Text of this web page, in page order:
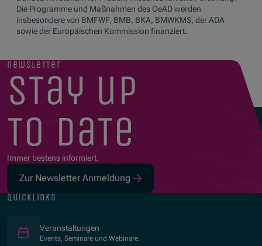
Die Programme und Maßnahmen des OeAD werden
insbesondere von BMFWF, BMB, BKA, BMWKMS, der ADA
sowie der Europäischen Kommission finanziert.
newsletter
stay up
to date
Immer bestens informiert.
Zur Newsletter Anmeldung
quicklinks
Veranstaltungen
Events, Seminare und Webinare.